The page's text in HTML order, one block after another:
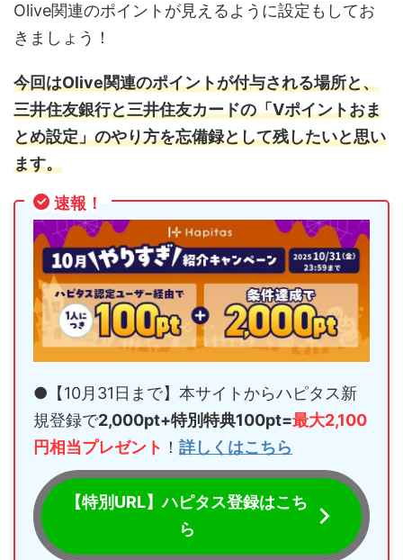
Olive関連のポイントが見えるように設定もしてお
きましょう！
今回はOlive関連のポイントが付与される場所と、
三井住友銀行と三井住友カードの「Vポイントおま
とめ設定」のやり方を忘備録として残したいと思い
ます。
速報！
●【10月31日まで】本サイトからハピタス新
規登録で2,000pt+特別特典100pt=最大2,100
円相当プレゼント ！ 詳しくはこちら
【特別URL】ハピタス登録はこち
ら